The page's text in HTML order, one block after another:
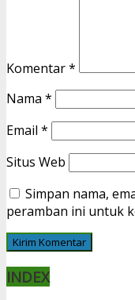
Komentar*
Nama *
Email *
Situs Web
Simpan nama,
peramban ini untuk
INDEX